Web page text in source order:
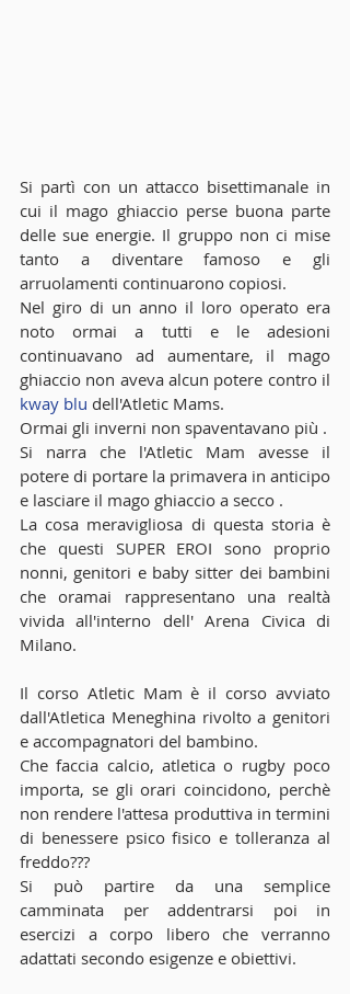
Si partì con un attacco bisettimanale in
cui il mago ghiaccio perse buona parte
delle sue energie. Il gruppo non ci mise
tanto a diventare famoso e gli
arruolamenti continuarono copiosi.
Nel giro di un anno il loro operato era
noto ormai a tutti e le adesioni
continuavano ad aumentare, il mago
kway blu dell'Atletic Mams.
Ormai gli inverni non spaventavano più .
Si narra che l'Atletic Mam avesse il
potere di portare la primavera in anticipo
e lasciare il mago ghiaccio a secco .
La cosa meravigliosa di questa storia è
che questi SUPER EROI sono proprio
nonni, genitori e baby sitter dei bambini
che oramai rappresentano una realtà
vivida all'interno dell' Arena Civica di
Milano.
Il corso Atletic Mam è il corso avviato
dall'Atletica Meneghina rivolto a genitori
e accompagnatori del bambino.
Che faccia calcio, atletica o rugby poco
importa, se gli orari coincidono, perchè
non rendere l'attesa produttiva in termini
di benessere psico fisico e tolleranza al
freddo???
Si può partire da una semplice
camminata per addentrarsi poi in
esercizi a corpo libero che verranno
adattati secondo esigenze e obiettivi.